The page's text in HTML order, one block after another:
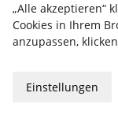
„Alle akzeptieren“
Cookies in Ihrem
anzupassen,
Einstellungen